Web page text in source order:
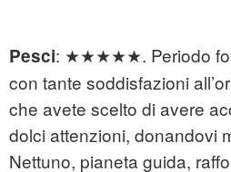
Pesci: ★★★★★. Periodo
con tante soddisfazioni
che avete scelto di avere
dolci attenzioni, donandovi
Nettuno, pianeta guida,